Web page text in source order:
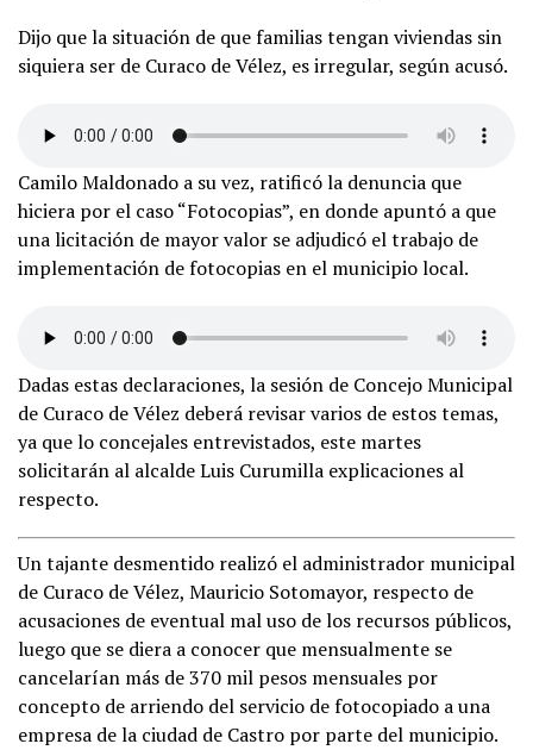
Dijo que la situación de que familias tengan viviendas sin
siquiera ser de Curaco de Vélez, es irregular, según acusó.
Camilo Maldonado a su vez, ratificó la denuncia que
hiciera por el caso “Fotocopias”, en donde apuntó a que
una licitación de mayor valor se adjudicó el trabajo de
implementación de fotocopias en el municipio local.
Dadas estas declaraciones, la sesión de Concejo Municipal
de Curaco de Vélez deberá revisar varios de estos temas,
ya que lo concejales entrevistados, este martes
solicitarán al alcalde Luis Curumilla explicaciones al
respecto.
Un tajante desmentido realizó el administrador municipal
de Curaco de Vélez, Mauricio Sotomayor, respecto de
acusaciones de eventual mal uso de los recursos públicos,
luego que se diera a conocer que mensualmente se
cancelarían más de 370 mil pesos mensuales por
concepto de arriendo del servicio de fotocopiado a una
empresa de la ciudad de Castro por parte del municipio.